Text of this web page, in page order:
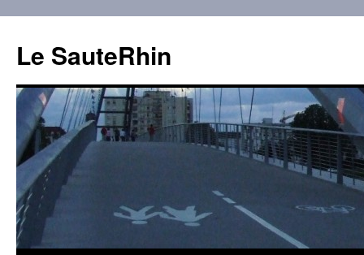
contenu
Le SauteRhin